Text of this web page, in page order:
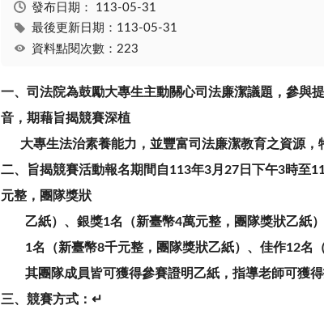
發布日期： 113-05-31
最後更新日期：113-05-31
資料點閱次數：223
一、 司 法院為鼓勵大專生主動關心司 法廉潔議題 ， 參與提
音， 期藉旨揭競賽深植
大專生法治素養能力 ， 並豐富司 法廉潔教育之資源，
二、 旨揭競賽活動報名期 間 自113年3月 27日 下午3時至1
元整， 團 隊獎狀
乙紙） 、 銀獎1名 （新臺幣4萬元整， 團 隊獎狀乙紙）
1名 （新臺幣8千元整， 團 隊獎狀乙紙） 、 佳作12名 （
其團 隊成員皆可 獲得參賽證明乙紙， 指導老師可 獲得
三、 競賽方式： ↵